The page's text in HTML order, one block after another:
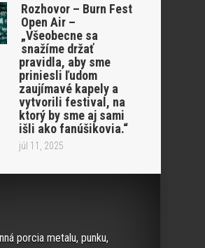
Rozhovor – Burn Fest
Open Air –
„Všeobecne sa
snažíme držať
pravidla, aby sme
priniesli ľudom
zaujímavé kapely a
vytvorili festival, na
ktorý by sme aj sami
išli ako fanúšikovia.“
júl 11, 2025
porcia metalu, punku,